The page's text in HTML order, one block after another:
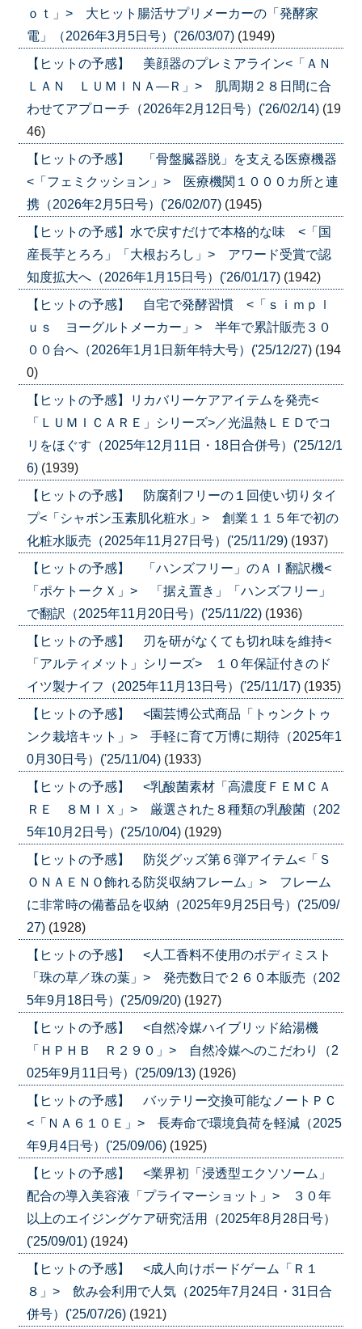
ｏｔ」> 大ヒット腸活サプリメーカーの「発酵家
電」（2026年3月5日号）('26/03/07) (1949)
【ヒットの予感】 美顔器のプレミアライン<「ＡＮ
ＬＡＮ ＬＵＭＩＮＡ―Ｒ」> 肌周期２８日間に合
わせてアプローチ（2026年2月12日号）('26/02/14) (19
46)
【ヒットの予感】 「骨盤臓器脱」を支える医療機器
<「フェミクッション」> 医療機関１０００カ所と連
携（2026年2月5日号）('26/02/07) (1945)
【ヒットの予感】水で戻すだけで本格的な味 <「国
産長芋とろろ」「大根おろし」> アワード受賞で認
知度拡大へ（2026年1月15日号）('26/01/17) (1942)
【ヒットの予感】 自宅で発酵習慣 <「ｓｉｍｐｌ
ｕｓ ヨーグルトメーカー」> 半年で累計販売３０
００台へ（2026年1月1日新年特大号）('25/12/27) (194
0)
【ヒットの予感】リカバリーケアアイテムを発売<
「ＬＵＭＩＣＡＲＥ」シリーズ>／光温熱ＬＥＤでコ
リをほぐす（2025年12月11日・18日合併号）('25/12/1
6) (1939)
【ヒットの予感】 防腐剤フリーの１回使い切りタイ
プ<「シャボン玉素肌化粧水」> 創業１１５年で初の
化粧水販売（2025年11月27日号）('25/11/29) (1937)
【ヒットの予感】 「ハンズフリー」のＡＩ翻訳機<
「ポケトークＸ」> 「据え置き」「ハンズフリー」
で翻訳（2025年11月20日号）('25/11/22) (1936)
【ヒットの予感】 刃を研がなくても切れ味を維持<
「アルティメット」シリーズ> １０年保証付きのド
イツ製ナイフ（2025年11月13日号）('25/11/17) (1935)
【ヒットの予感】 <園芸博公式商品「トゥンクトゥ
ンク栽培キット」> 手軽に育て万博に期待（2025年1
0月30日号）('25/11/04) (1933)
【ヒットの予感】 <乳酸菌素材「高濃度ＦＥＭＣＡ
ＲＥ ８ＭＩＸ」> 厳選された８種類の乳酸菌（202
5年10月2日号）('25/10/04) (1929)
【ヒットの予感】 防災グッズ第６弾アイテム<「Ｓ
ＯＮＡＥＮＯ飾れる防災収納フレーム」> フレーム
に非常時の備蓄品を収納（2025年9月25日号）('25/09/
27) (1928)
【ヒットの予感】 <人工香料不使用のボディミスト
「珠の草／珠の葉」> 発売数日で２６０本販売（202
5年9月18日号）('25/09/20) (1927)
【ヒットの予感】 <自然冷媒ハイブリッド給湯機
「ＨＰＨＢ Ｒ２９０」> 自然冷媒へのこだわり（2
025年9月11日号）('25/09/13) (1926)
【ヒットの予感】 バッテリー交換可能なノートＰＣ
<「ＮＡ６１０Ｅ」> 長寿命で環境負荷を軽減（2025
年9月4日号）('25/09/06) (1925)
【ヒットの予感】 <業界初「浸透型エクソソーム」
配合の導入美容液「プライマーショット」> ３０年
以上のエイジングケア研究活用（2025年8月28日号）
('25/09/01) (1924)
【ヒットの予感】 <成人向けボードゲーム「Ｒ１
８」> 飲み会利用で人気（2025年7月24日・31日合
併号）('25/07/26) (1921)